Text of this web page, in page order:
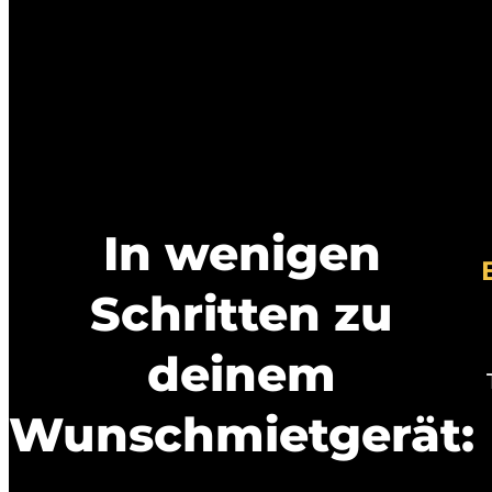
In wenigen
Schritten zu
deinem
Wunschmietgerät: